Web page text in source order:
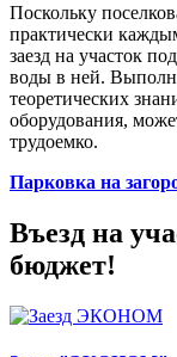
Поскольку
практически
заезд на участок
воды в ней.
теоретических
оборудования,
трудоемко.
Парковка на
Въезд на
бюджет!